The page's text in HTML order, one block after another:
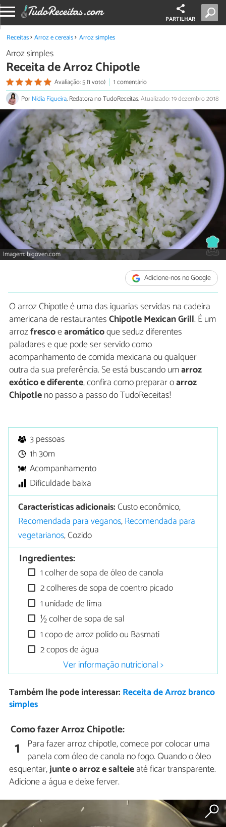
PARTILHAR
Receitas Arroz e cereais Arroz simples
Arroz simples
Receita de Arroz Chipotle
Avaliação: 5 (1 voto)
1 comentário
PorNídia Figueira, Redatora no TudoReceitas.Atualizado: 19 dezembro 2018
Imagem: bigoven.com
Adicione-nos no Google
O arroz Chipotle é uma das iguarias servidas na cadeira
americana de restaurantesChipotle Mexican Grill. É um
arrozfrescoearomáticoque seduz diferentes
paladares e que pode ser servido como
acompanhamento de comida mexicana ou qualquer
outra da sua preferência. Se está buscando umarroz
exótico e diferente, confira como preparar oarroz
Chipotleno passo a passo do TudoReceitas!
3 pessoas
1h 30m
Acompanhamento
Dificuldade baixa
Características adicionais:Custo econômico,
Recomendada para veganos,Recomendada para
vegetarianos, Cozido
Ingredientes:
1 colher de sopa de óleo de canola
2 colheres de sopa de coentro picado
1 unidade de lima
½ colher de sopa de sal
1 copo de arroz polido ou Basmati
2 copos de água
Ver informação nutricional >
Também lhe pode interessar: Receita de Arroz branco
simples
Como fazer Arroz Chipotle:
1 Para fazer arroz chipotle, comece por colocar uma
panela com óleo de canola no fogo. Quando o óleo
esquentar,junte o arroz e salteieaté ficar transparente.
Adicione a água e deixe ferver.